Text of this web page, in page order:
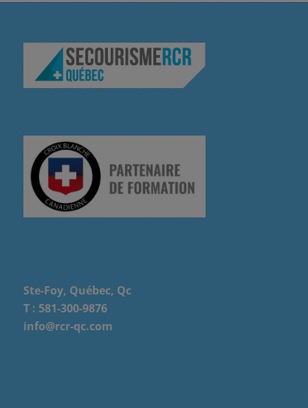
Ste-Foy, Québec, Qc
T : 581-300-9876
info@rcr-qc.com